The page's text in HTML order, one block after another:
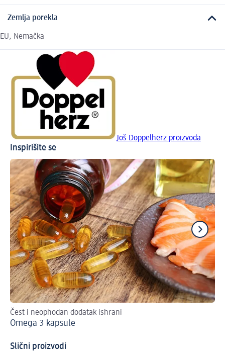
Zemlja porekla
EU, Nemačka
Još Doppelherz proizvoda
Inspirišite se
Čest i neophodan dodatak ishrani
Omega 3 kapsule
Slični proizvodi